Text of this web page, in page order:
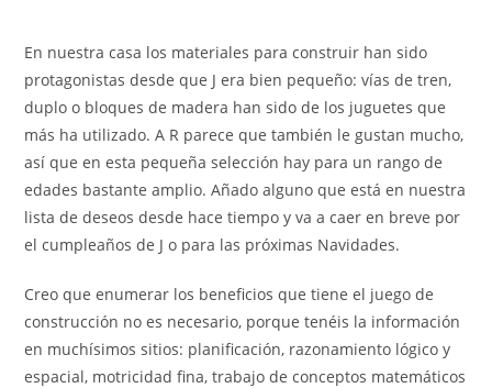
entrada:
En nuestra casa los materiales para construir han sido
protagonistas desde que J era bien pequeño: vías de tren,
duplo o bloques de madera han sido de los juguetes que
más ha utilizado. A R parece que también le gustan mucho,
así que en esta pequeña selección hay para un rango de
edades bastante amplio. Añado alguno que está en nuestra
lista de deseos desde hace tiempo y va a caer en breve por
el cumpleaños de J o para las próximas Navidades.
Creo que enumerar los beneficios que tiene el juego de
construcción no es necesario, porque tenéis la información
en muchísimos sitios: planificación, razonamiento lógico y
espacial, motricidad fina, trabajo de conceptos matemáticos